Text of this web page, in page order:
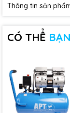
Thông tin sản
CÓ THỂ